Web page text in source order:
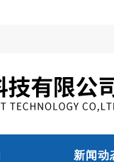
新闻动